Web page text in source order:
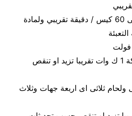
سرعة التعبئة من 30 الى 60 كيس / دقيقة تقريبي ولمادة
طاقة الكهراباء المستهلكة 1 ك وات تقريبا تزيد او تنقص
ثلاثى اى اربعة جهات وثلاث